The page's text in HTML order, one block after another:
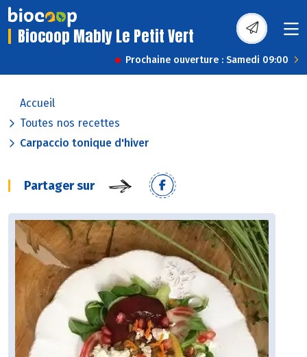
Biocoop Mably Le Petit Vert
Prochaine ouverture : Samedi 09:00
Accueil
Toutes nos recettes
Carpaccio tonique d'hiver
Partager sur